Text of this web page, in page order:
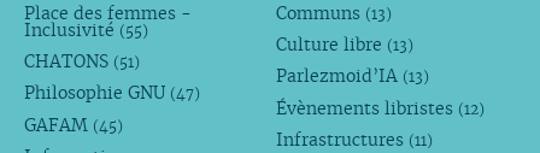
Place des femmes -
Inclusivité (55)
CHATONS (51)
Philosophie GNU (47)
GAFAM (45)
Communs (13)
Culture libre (13)
Parlezmoid’IA (13)
Évènements libristes (12)
Infrastructures (11)